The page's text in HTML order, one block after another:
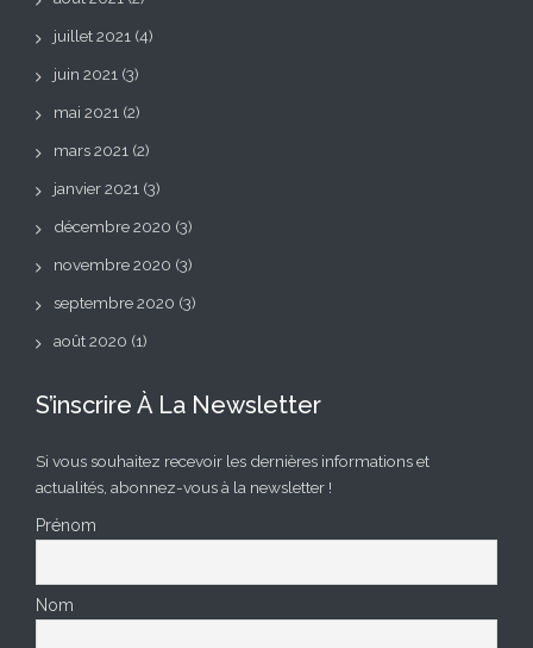
juillet 2021 (4)
juin 2021 (3)
mai 2021 (2)
mars 2021 (2)
janvier 2021 (3)
décembre 2020 (3)
novembre 2020 (3)
septembre 2020 (3)
août 2020 (1)
S’inscrire À La Newsletter
Si vous souhaitez recevoir les dernières informations et
actualités, abonnez-vous à la newsletter !
Prénom
Nom